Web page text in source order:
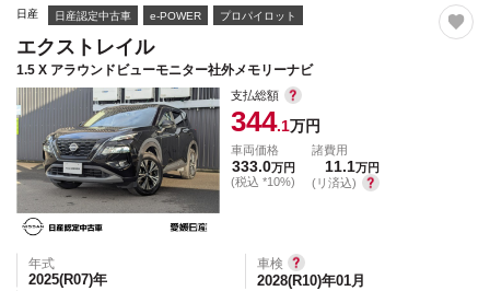
日産 日産認定中古車 e-POWER プロパイロット
エクストレイル
1.5 X アラウンドビューモニター社外メモリーナビ
支払総額
344.1万円
車両価格
333.0万円
(税込 *10%)
諸費用
11.1万円
(リ済込)
年式
2025(R07)年
車検
2028(R10)年01月